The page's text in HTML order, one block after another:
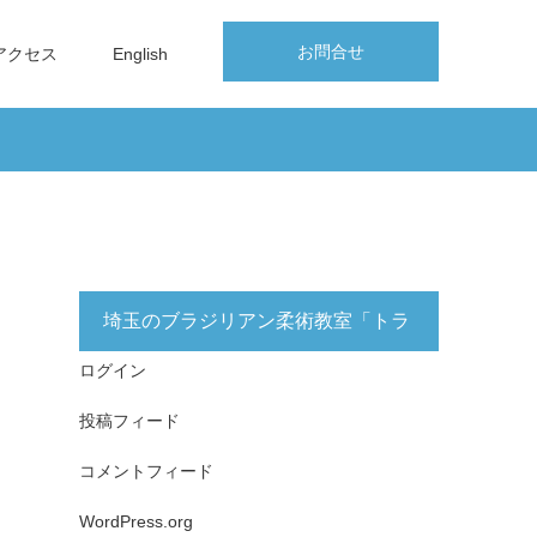
お問合せ
クセス English
埼玉のブラジリアン柔術教室「トラ
イフォース志木」無料体験実施中！
ログイン
投稿フィード
コメントフィード
WordPress.org